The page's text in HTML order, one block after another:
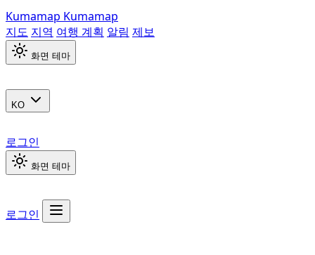
Kumamap Kumamap
지도 지역 여행 계획 알림 제보
화면 테마
KO
로그인
화면 테마
로그인